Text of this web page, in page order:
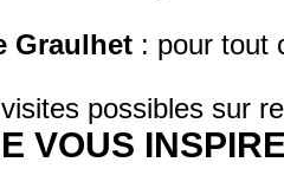
Graulhet : pour tout
possibles sur
VOUS